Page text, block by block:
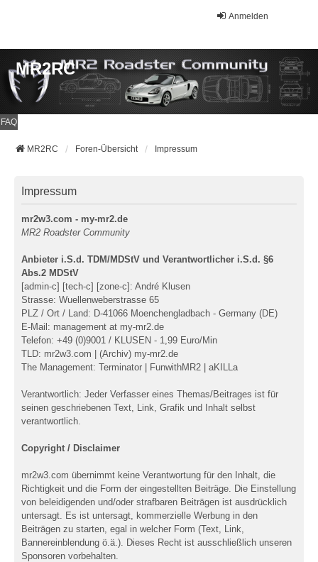
Anmelden
MR2RC
FAQ
MR2RC Foren-Übersicht Impressum
Impressum
mr2w3.com - my-mr2.de
MR2 Roadster Community
Anbieter i.S.d. TDM/MDStV und Verantwortlicher i.S.d. §6
Abs.2 MDStV
[admin-c] [tech-c] [zone-c]: André Klusen
Strasse: Wuellenweberstrasse 65
PLZ / Ort / Land: D-41066 Moenchengladbach - Germany (DE)
E-Mail: management at my-mr2.de
Telefon: +49 (0)9001 / KLUSEN - 1,99 Euro/Min
TLD: mr2w3.com | (Archiv) my-mr2.de
The Management: Terminator | FunwithMR2 | aKILLa
Verantwortlich: Jeder Verfasser eines Themas/Beitrages ist für
seinen geschriebenen Text, Link, Grafik und Inhalt selbst
verantwortlich.
Copyright / Disclaimer
mr2w3.com übernimmt keine Verantwortung für den Inhalt, die
Richtigkeit und die Form der eingestellten Beiträge. Die Einstellung
von beleidigenden und/oder strafbaren Beiträgen ist ausdrücklich
untersagt. Es ist untersagt, kommerzielle Werbung in den
Beiträgen zu starten, egal in welcher Form (Text, Link,
Bannereinblendung ö.ä.). Dieses Recht ist ausschließlich unseren
Sponsoren vorbehalten.